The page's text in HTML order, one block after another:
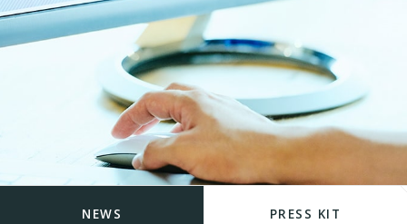
NEWS PRESS KIT